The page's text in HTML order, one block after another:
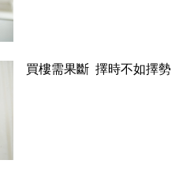
買樓需果斷 擇時不如擇勢